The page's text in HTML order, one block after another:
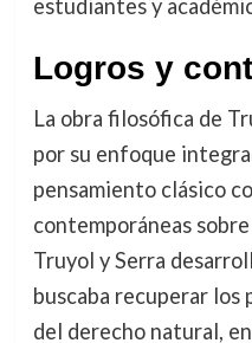
estudiantes y
Logros y
La obra filosófica de
por su enfoque
pensamiento clásico
contemporáneas
Truyol y Serra
buscaba recuperar
del derecho natural,